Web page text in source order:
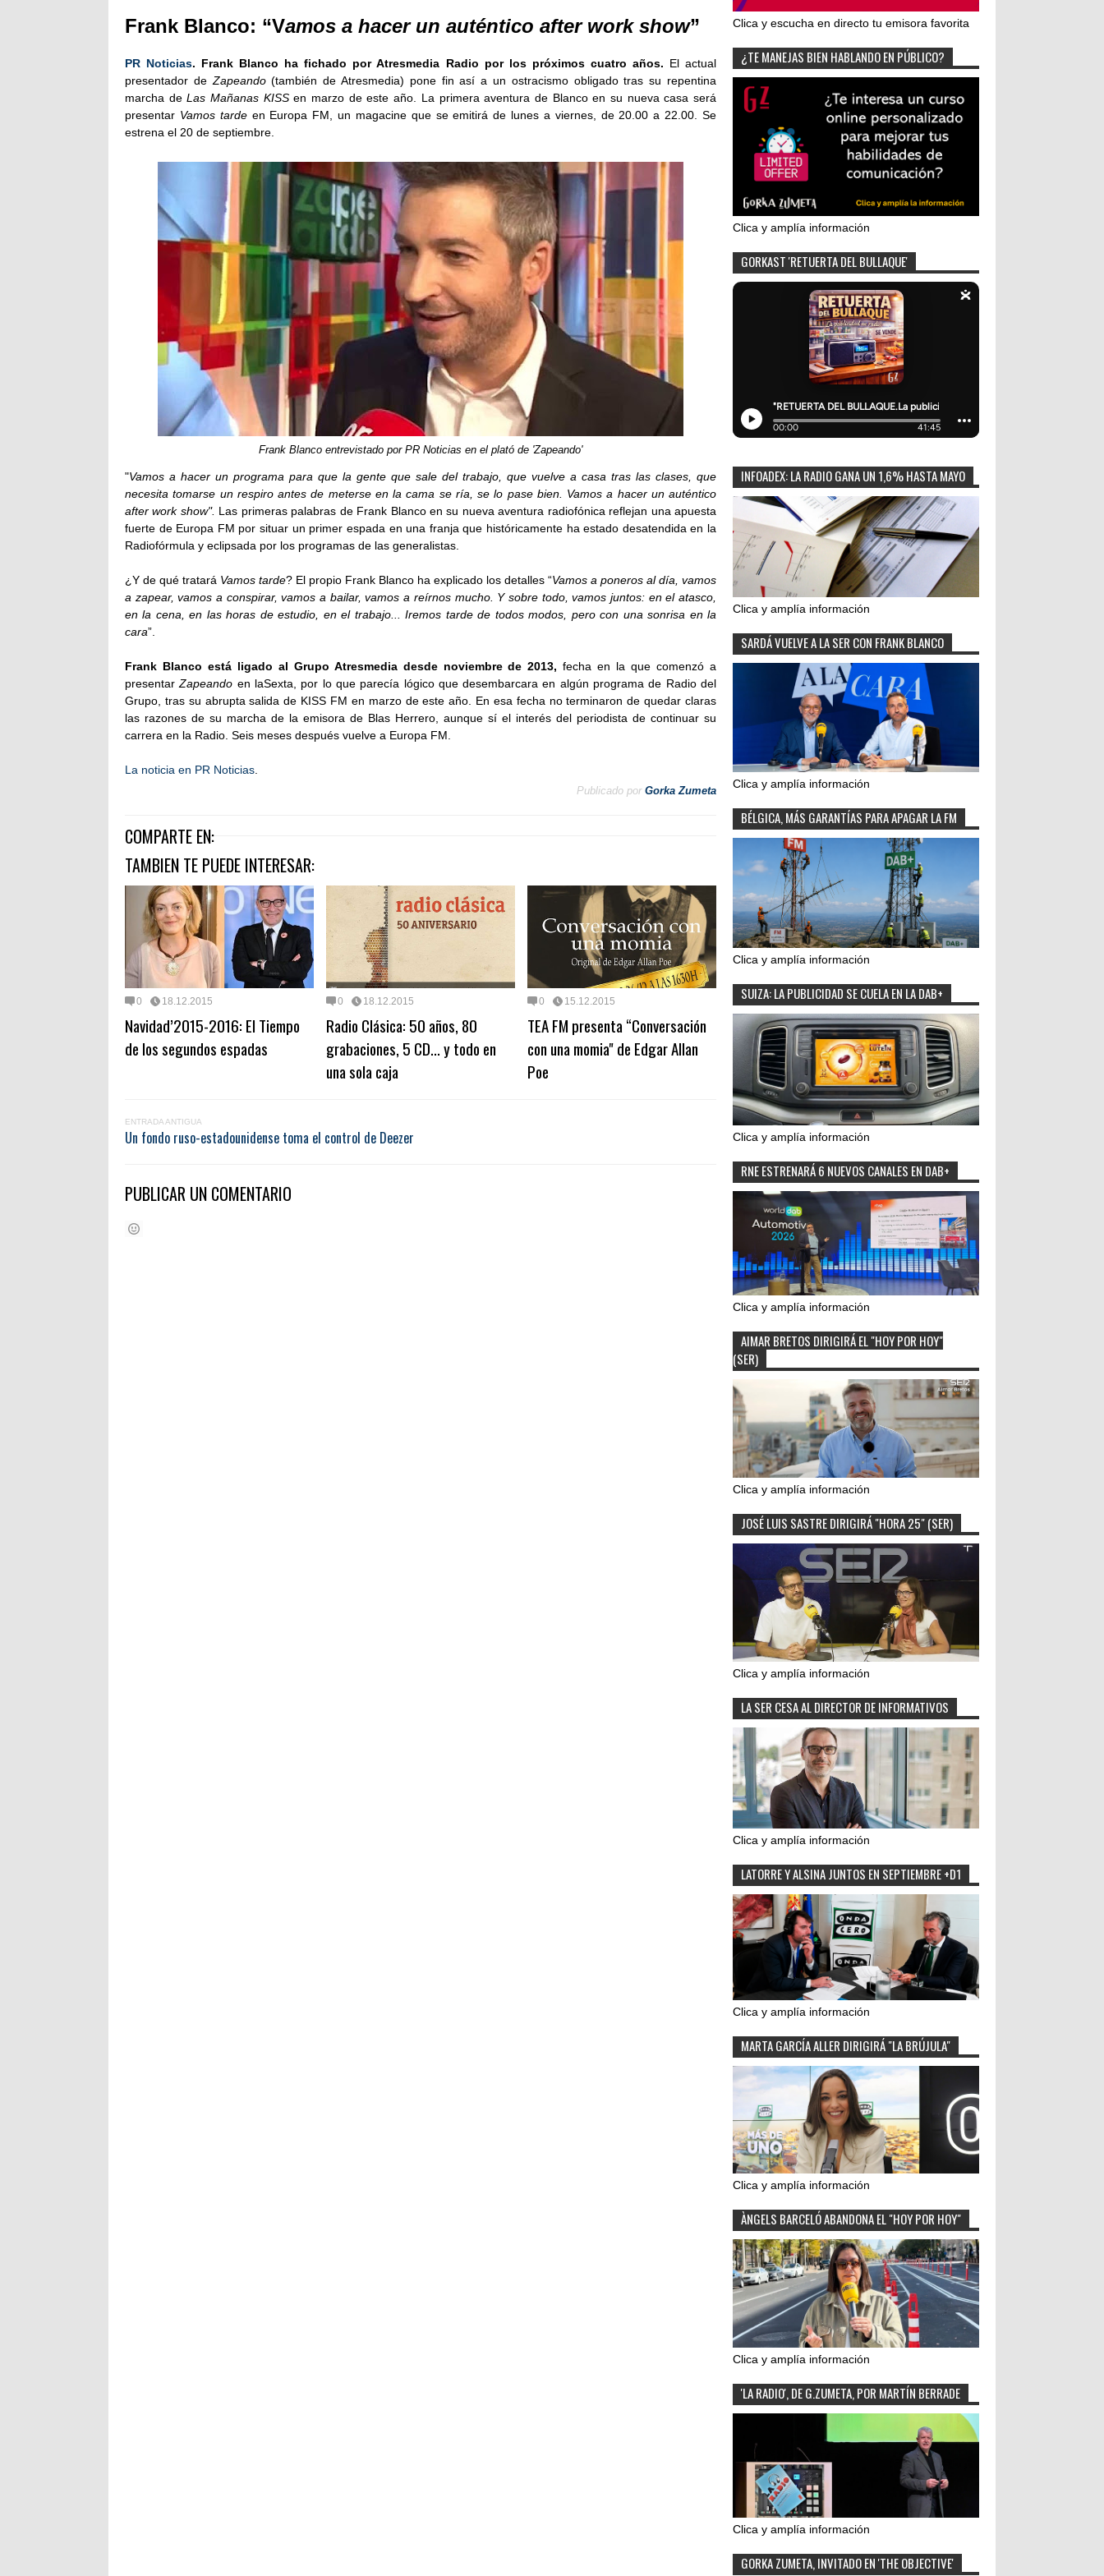
Frank Blanco: “Vamos a hacer un auténtico after work show”
PR Noticias. Frank Blanco ha fichado por Atresmedia Radio por los próximos cuatro años. El actual
presentador de Zapeando(también de Atresmedia) pone fin así a un ostracismo obligado tras su repentina
marcha deLas Mañanas KISSen marzo de este año. La primera aventura de Blanco en su nueva casa será
presentar Vamos tardeen Europa FM, un magacine que se emitirá de lunes a viernes, de 20.00 a 22.00. Se
estrena el 20 de septiembre.
Frank Blanco entrevistado por PR Noticias en el plató de 'Zapeando'
"Vamos a hacer un programa para que la gente que sale del trabajo, que vuelve a casa tras las clases, que
necesita tomarse un respiro antes de meterse en la cama se ría, se lo pase bien. Vamos a hacer un auténtico
after work show". Las primeras palabras de Frank Blanco en su nueva aventura radiofónica reflejan una apuesta
fuerte de Europa FM por situar un primer espada en una franja que históricamente ha estado desatendida en la
Radiofórmula y eclipsada por los programas de las generalistas.
¿Y de qué tratará Vamos tarde? El propio Frank Blanco ha explicado los detalles “Vamos a poneros al día, vamos
a zapear, vamos a conspirar, vamos a bailar, vamos a reírnos mucho. Y sobre todo, vamos juntos: en el atasco,
en la cena, en las horas de estudio, en el trabajo... Iremos tarde de todos modos, pero con una sonrisa en la
cara”.
Frank Blanco está ligado al Grupo Atresmedia desde noviembre de 2013, fecha en la que comenzó a
presentar Zapeando en laSexta, por lo que parecía lógico que desembarcara en algún programa de Radio del
Grupo, tras su abrupta salida de KISS FM en marzo de este año. En esa fecha no terminaron de quedar claras
las razones de su marcha de la emisora de Blas Herrero, aunque sí el interés del periodista de continuar su
carrera en la Radio. Seis meses después vuelve a Europa FM.
La noticia en PR Noticias
Publicado por Gorka Zumeta
COMPARTE EN:
TAMBIEN TE PUEDE INTERESAR:
0 18.12.2015
Navidad’2015-2016: El Tiempo
de los segundos espadas
0 18.12.2015
Radio Clásica: 50 años, 80
grabaciones, 5 CD... y todo en
una sola caja
0 15.12.2015
TEA FM presenta “Conversación
con una momia" de Edgar Allan
Poe
ENTRADA ANTIGUA
Un fondo ruso-estadounidense toma el control de Deezer
PUBLICAR UN COMENTARIO
Clica y escucha en directo tu emisora favorita
¿TE MANEJAS BIEN HABLANDO EN PÚBLICO?
Clica y amplía información
GORKAST 'RETUERTA DEL BULLAQUE'
INFOADEX: LA RADIO GANA UN 1,6% HASTA MAYO
Clica y amplía información
SARDÁ VUELVE A LA SER CON FRANK BLANCO
Clica y amplía información
BÉLGICA, MÁS GARANTÍAS PARA APAGAR LA FM
Clica y amplía información
SUIZA: LA PUBLICIDAD SE CUELA EN LA DAB+
Clica y amplía información
RNE ESTRENARÁ 6 NUEVOS CANALES EN DAB+
Clica y amplía información
AIMAR BRETOS DIRIGIRÁ EL "HOY POR HOY"
(SER)
Clica y amplía información
JOSÉ LUIS SASTRE DIRIGIRÁ "HORA 25" (SER)
Clica y amplía información
LA SER CESA AL DIRECTOR DE INFORMATIVOS
Clica y amplía información
LATORRE Y ALSINA JUNTOS EN SEPTIEMBRE +D1
Clica y amplía información
MARTA GARCÍA ALLER DIRIGIRÁ "LA BRÚJULA"
Clica y amplía información
ÀNGELS BARCELÓ ABANDONA EL "HOY POR HOY"
Clica y amplía información
'LA RADIO', DE G.ZUMETA, POR MARTÍN BERRADE
Clica y amplía información
GORKA ZUMETA, INVITADO EN 'THE OBJECTIVE'